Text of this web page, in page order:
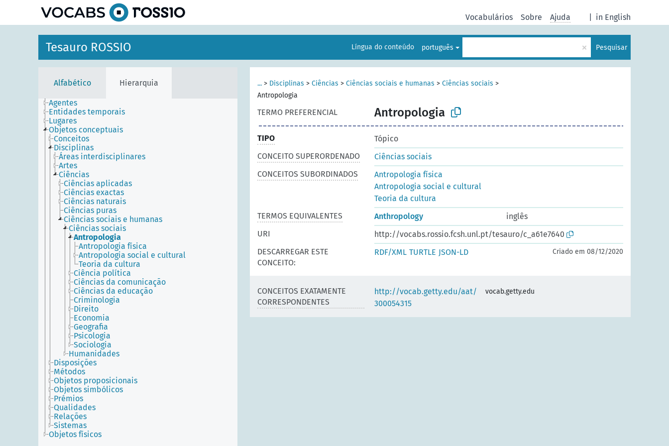
in English
Vocabulários Sobre Ajuda
Tesauro ROSSIO Língua do conteúdo português × Pesquisar
Alfabético Hierarquia
Agentes
Entidades temporais
Lugares
Objetos conceptuais
Conceitos
Disciplinas
Áreas interdisciplinares
Artes
Ciências
Ciências aplicadas
Ciências exactas
Ciências naturais
Ciências puras
Ciências sociais e humanas
Ciências sociais
Antropologia
Antropologia física
Antropologia social e cultural
Teoria da cultura
Ciência política
Ciências da comunicação
Ciências da educação
Criminologia
Direito
Economia
Geografia
Psicologia
Sociologia
Humanidades
Disposições
Métodos
Objetos proposicionais
Objetos simbólicos
Prémios
Qualidades
Relações
Sistemas
Objetos físicos
... > Disciplinas > Ciências > Ciências sociais e humanas > Ciências sociais >
Antropologia
TERMO PREFERENCIAL Antropologia
TIPO
Tópico
CONCEITO SUPERORDENADO
Ciências sociais
CONCEITOS SUBORDINADOS
Antropologia física
Antropologia social e cultural
Teoria da cultura
TERMOS EQUIVALENTES
Anthropology
inglês
URI
http://vocabs.rossio.fcsh.unl.pt/tesauro/c_a61e7640
DESCARREGAR ESTE
CONCEITO:
RDF/XML TURTLE JSON-LD Criado em 08/12/2020
CONCEITOS EXATAMENTE
CORRESPONDENTES
http://vocab.getty.edu/aat/
300054315
vocab.getty.edu